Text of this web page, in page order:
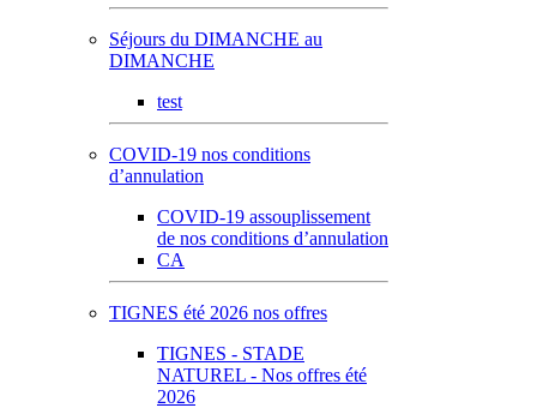
Séjours du DIMANCHE au
DIMANCHE
test
COVID-19 nos conditions
d’annulation
COVID-19 assouplissement
de nos conditions d’annulation
CA
TIGNES été 2026 nos offres
TIGNES - STADE
NATUREL - Nos offres été
2026